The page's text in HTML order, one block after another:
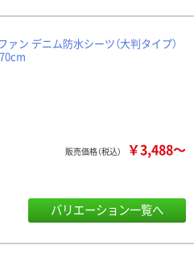
ァン デニム防水シーツ（大判タイプ）
販売価格（税込） ￥3,488～
バリエーション一覧へ